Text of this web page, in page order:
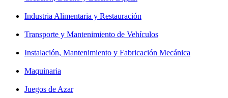
Industria Alimentaria y Restauración
Transporte y Mantenimiento de Vehículos
Instalación, Mantenimiento y Fabricación Mecánica
Maquinaria
Juegos de Azar